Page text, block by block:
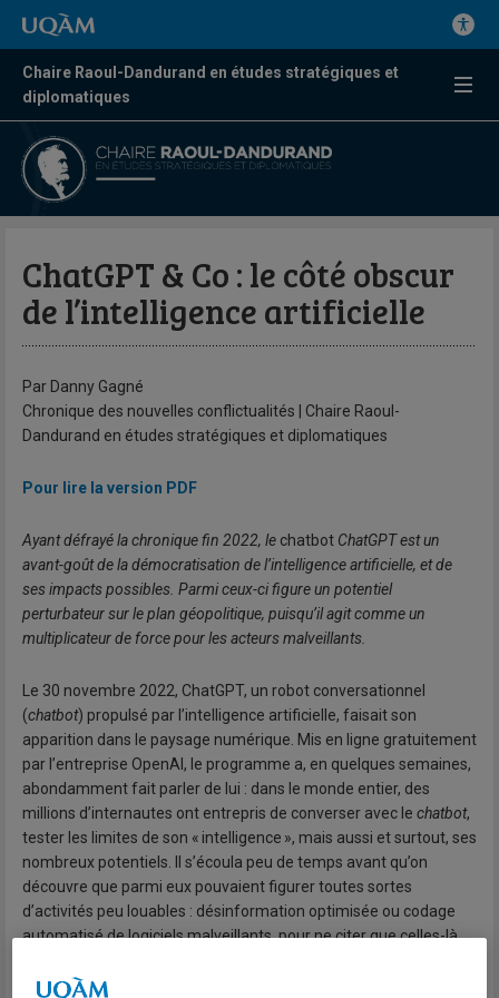
Chaire Raoul-Dandurand en études stratégiques et
diplomatiques
ChatGPT & Co : le côté obscur
de l’intelligence artificielle
Par Danny Gagné
Chronique des nouvelles conflictualités | Chaire Raoul-
Dandurand en études stratégiques et diplomatiques
Pour lire la version PDF
Ayant défrayé la chronique fin 2022, le chatbot ChatGPT est un
avant-goût de la démocratisation de l’intelligence artificielle, et de
ses impacts possibles. Parmi ceux-ci figure un potentiel
perturbateur sur le plan géopolitique, puisqu’il agit comme un
multiplicateur de force pour les acteurs malveillants.
Le 30 novembre 2022, ChatGPT, un robot conversationnel
(chatbot) propulsé par l’intelligence artificielle, faisait son
apparition dans le paysage numérique. Mis en ligne gratuitement
par l’entreprise OpenAI, le programme a, en quelques semaines,
abondamment fait parler de lui : dans le monde entier, des
millions d’internautes ont entrepris de converser avec le chatbot,
tester les limites de son « intelligence », mais aussi et surtout, ses
nombreux potentiels. Il s’écoula peu de temps avant qu’on
découvre que parmi eux pouvaient figurer toutes sortes
d’activités peu louables : désinformation optimisée ou codage
automatisé de logiciels malveillants, pour ne citer que celles-là.
Qu’il s’agisse de ChatGPT ou d’autres innovations similaires, la